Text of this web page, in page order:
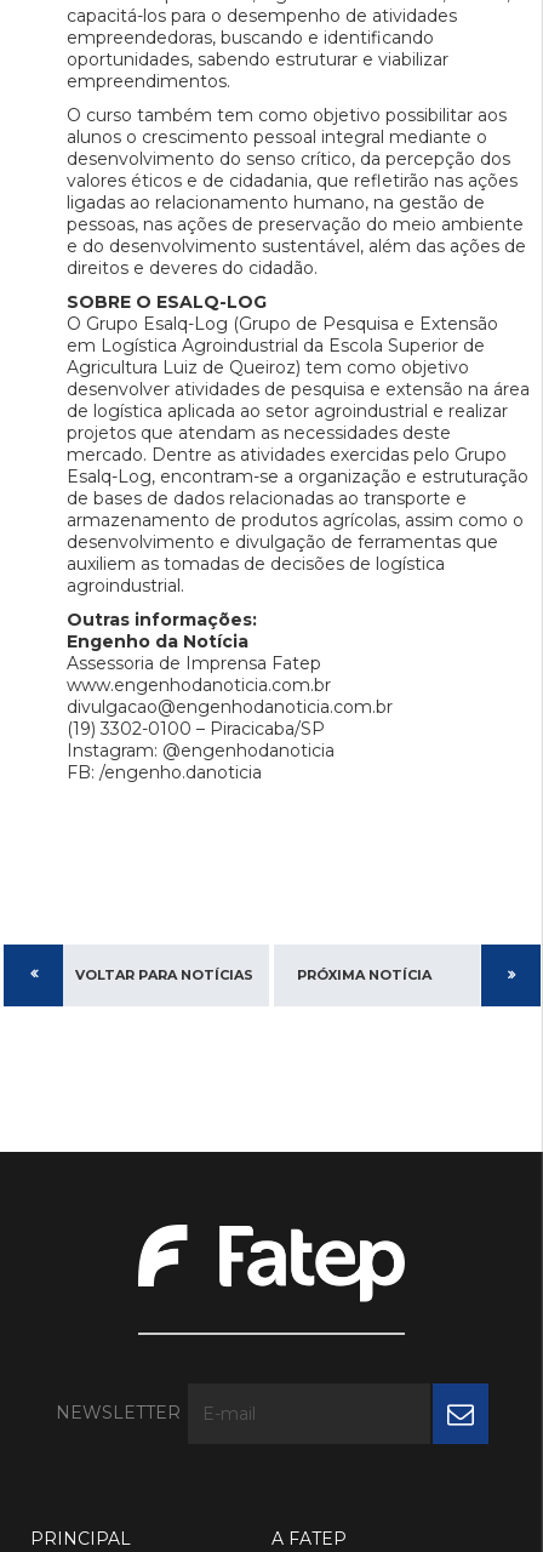
capacitá-los para o desempenho de atividades
empreendedoras, buscando e identificando
oportunidades, sabendo estruturar e viabilizar
empreendimentos.
O curso também tem como objetivo possibilitar aos
alunos o crescimento pessoal integral mediante o
desenvolvimento do senso crítico, da percepção dos
valores éticos e de cidadania, que refletirão nas ações
ligadas ao relacionamento humano, na gestão de
pessoas, nas ações de preservação do meio ambiente
e do desenvolvimento sustentável, além das ações de
direitos e deveres do cidadão.
SOBRE O ESALQ-LOG
O Grupo Esalq-Log (Grupo de Pesquisa e Extensão
em Logística Agroindustrial da Escola Superior de
Agricultura Luiz de Queiroz) tem como objetivo
desenvolver atividades de pesquisa e extensão na área
de logística aplicada ao setor agroindustrial e realizar
projetos que atendam as necessidades deste
mercado. Dentre as atividades exercidas pelo Grupo
Esalq-Log, encontram-se a organização e estruturação
de bases de dados relacionadas ao transporte e
armazenamento de produtos agrícolas, assim como o
desenvolvimento e divulgação de ferramentas que
auxiliem as tomadas de decisões de logística
agroindustrial.
Outras informações:
Engenho da Notícia
Assessoria de Imprensa Fatep
www.engenhodanoticia.com.br
divulgacao@engenhodanoticia.com.br
(19) 3302-0100 – Piracicaba/SP
Instagram: @engenhodanoticia
FB: /engenho.danoticia
VOLTAR PARA NOTÍCIAS PRÓXIMA NOTÍCIA
NEWSLETTER
PRINCIPAL
A FATEP